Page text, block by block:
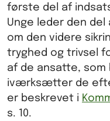
første del af
Unge leder den
om den videre
tryghed og trivsel
af de ansatte, som
iværksætter de
er beskrevet i
s. 10.